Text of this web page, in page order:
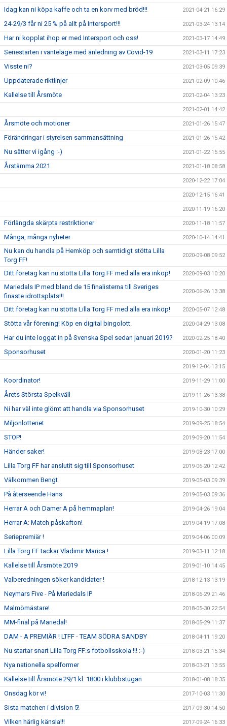
Idag kan ni köpa kaffe och ta en korv med bröd!!! 2021-04-21 16:29
24-29/3 får ni 25 % på allt på Intersport!!! 2021-03-24 13:14
Har ni kopplat ihop er med Intersport och oss! 2021-03-17 14:49
Seriestarten i vänteläge med anledning av Covid-19 2021-03-11 17:23
Visste ni? 2021-03-05 09:39
Uppdaterade riktlinjer 2021-02-09 10:46
Kallelse till Årsmöte 2021-02-04 13:23
2021-02-01 14:42
Årsmöte och motioner 2021-01-26 15:47
Förändringar i styrelsen sammansättning 2021-01-26 15:42
Nu sätter vi igång :-) 2021-01-22 15:55
Årstämma 2021 2021-01-18 08:58
2020-12-22 17:04
2020-12-15 16:41
2020-11-19 16:20
Förlängda skärpta restriktioner 2020-11-18 11:57
Många, många nyheter 2020-10-14 14:41
Nu kan du handla på Hemköp och samtidigt stötta Lilla
Torg FF!
2020-09-08 09:52
Ditt företag kan nu stötta Lilla Torg FF med alla era inköp! 2020-09-03 10:20
Mariedals IP med bland de 15 finalisterna till Sveriges
finaste idrottsplats!!!
2020-06-26 13:38
Ditt företag kan nu stötta Lilla Torg FF med alla era inköp! 2020-05-07 12:48
Stötta vår förening! Köp en digital bingolott. 2020-04-29 13:08
Har du inte loggat in på Svenska Spel sedan januari 2019? 2020-02-25 18:40
Sponsorhuset 2020-01-20 11:23
2019-12-04 13:15
Koordinator! 2019-11-29 11:00
Årets Största Spelkväll 2019-11-26 13:38
Ni har väl inte glömt att handla via Sponsorhuset 2019-10-30 10:29
Miljonlotteriet 2019-09-25 18:54
STOP! 2019-09-20 11:54
Händer saker! 2019-08-23 17:00
Lilla Torg FF har anslutit sig till Sponsorhuset 2019-06-20 12:42
Välkommen Bengt 2019-05-03 09:39
På återseende Hans 2019-05-03 09:36
Herrar A och Damer A på hemmaplan! 2019-04-26 19:04
Herrar A: Match påskafton! 2019-04-19 17:08
Seriepremiär ! 2019-04-06 00:09
Lilla Torg FF tackar Vladimir Marica ! 2019-03-11 12:18
Kallelse till Årsmöte 2019 2019-01-10 14:45
Valberedningen söker kandidater ! 2018-12-13 13:19
Neymars Five - På Mariedals IP 2018-06-29 21:46
Malmömästare! 2018-05-30 22:54
MM-final på Mariedal! 2018-05-29 11:37
DAM - A PREMIÄR ! LTFF - TEAM SÖDRA SANDBY 2018-04-11 19:20
Nu startar snart Lilla Torg FF:s fotbollsskola !!! :-) 2018-03-21 15:34
Nya nationella spelformer 2018-03-21 13:55
Kallelse till Årsmöte 29/1 kl. 1800 i klubbstugan 2018-01-08 18:35
Onsdag kör vi! 2017-10-03 11:30
Sista matchen i division 5! 2017-09-30 14:50
Vilken härlig känsla!!! 2017-09-24 16:33